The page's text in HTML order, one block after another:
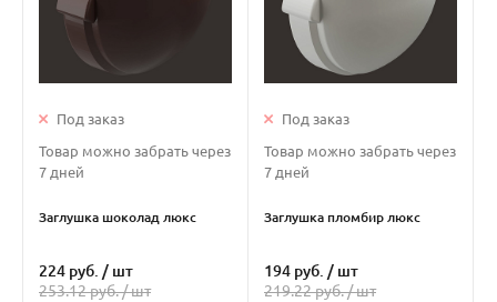
Под заказ
Товар можно забрать через
7 дней
Заглушка шоколад люкс
224 руб. / шт
253.12 руб. /шт
Под заказ
Товар можно забрать через
7 дней
Заглушка пломбир люкс
194 руб. / шт
219.22 руб. /шт